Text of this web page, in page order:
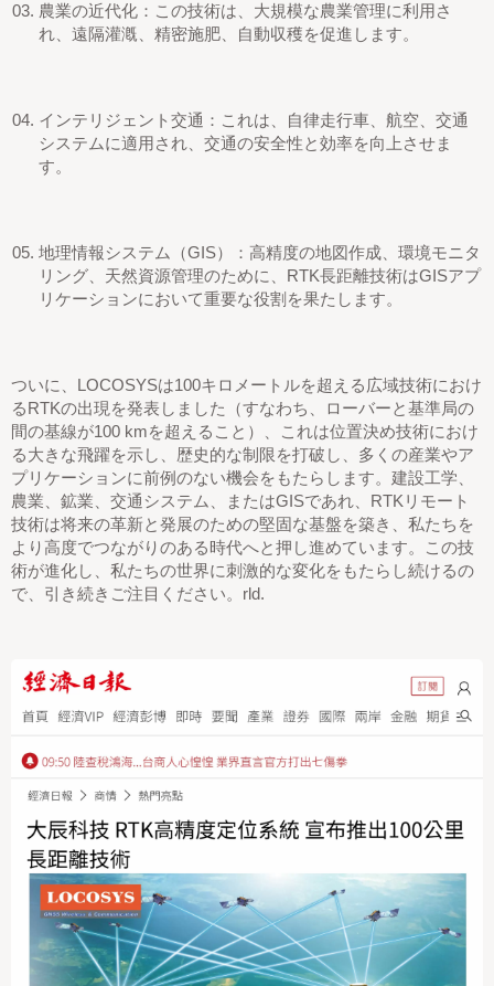
農業の近代化：この技術は、大規模な農業管理に利用さ
れ、遠隔灌漑、精密施肥、自動収穫を促進します。
インテリジェント交通：これは、自律走行車、航空、交通
システムに適用され、交通の安全性と効率を向上させま
す。
地理情報システム（GIS）：高精度の地図作成、環境モニタ
リング、天然資源管理のために、RTK長距離技術はGISアプ
リケーションにおいて重要な役割を果たします。
ついに、LOCOSYSは100キロメートルを超える広域技術におけ
るRTKの出現を発表しました（すなわち、ローバーと基準局の
間の基線が100 kmを超えること）、これは位置決め技術におけ
る大きな飛躍を示し、歴史的な制限を打破し、多くの産業やア
プリケーションに前例のない機会をもたらします。建設工学、
農業、鉱業、交通システム、またはGISであれ、RTKリモート
技術は将来の革新と発展のための堅固な基盤を築き、私たちを
より高度でつながりのある時代へと押し進めています。この技
術が進化し、私たちの世界に刺激的な変化をもたらし続けるの
で、引き続きご注目ください。 rld.